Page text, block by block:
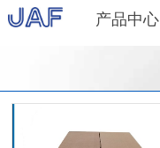
产品中心